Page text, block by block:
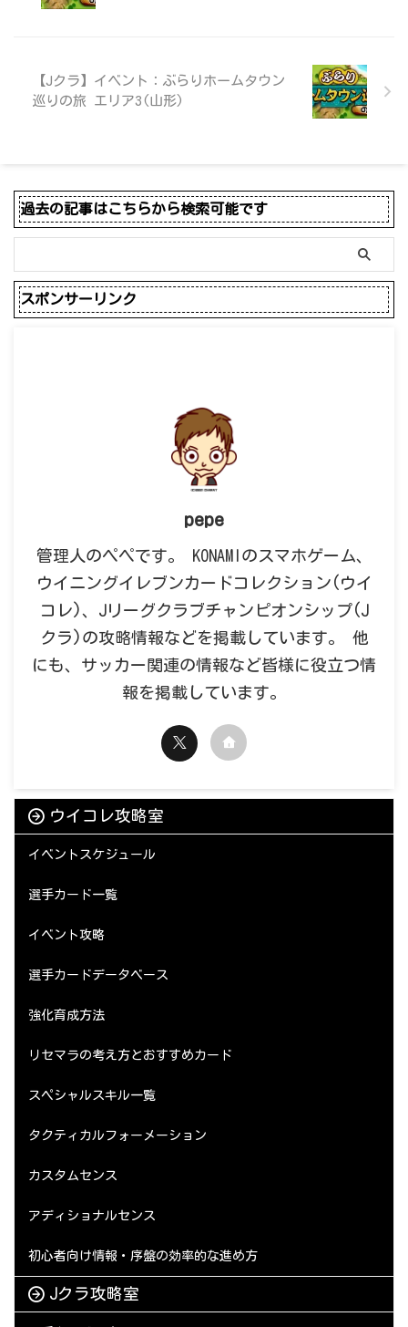
【Jクラ】イベント：ぶらりホームタウン
巡りの旅 エリア3(山形)
過去の記事はこちらから検索可能です
スポンサーリンク
pepe
管理人のペペです。 KONAMIのスマホゲーム、
ウイニングイレブンカードコレクション(ウイ
コレ)、Jリーグクラブチャンピオンシップ(J
クラ)の攻略情報などを掲載しています。 他
にも、サッカー関連の情報など皆様に役立つ情
報を掲載しています。
ウイコレ攻略室
イベントスケジュール
選手カード一覧
イベント攻略
選手カードデータベース
強化育成方法
リセマラの考え方とおすすめカード
スペシャルスキル一覧
タクティカルフォーメーション
カスタムセンス
アディショナルセンス
初心者向け情報・序盤の効率的な進め方
Jクラ攻略室